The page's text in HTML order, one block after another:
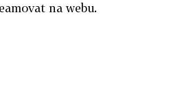
na webu.